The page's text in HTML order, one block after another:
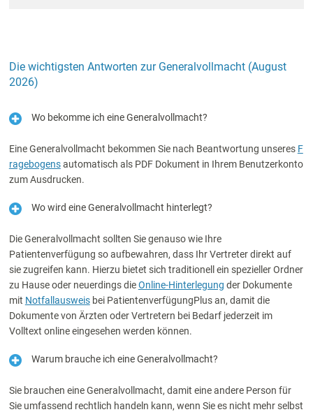
Die wichtigsten Antworten zur Generalvollmacht (August
2026)
Wo bekomme ich eine Generalvollmacht?
Eine Generalvollmacht bekommen Sie nach Beantwortung unseres F
ragebogensautomatisch als PDF Dokument in Ihrem Benutzerkonto
zum Ausdrucken.
Wo wird eine Generalvollmacht hinterlegt?
Die Generalvollmacht sollten Sie genauso wie Ihre
Patientenverfügung so aufbewahren, dass Ihr Vertreter direkt auf
sie zugreifen kann. Hierzu bietet sich traditionell ein spezieller Ordner
zu Hause oder neuerdings dieOnline-Hinterlegung der Dokumente
mit Notfallausweisbei PatientenverfügungPlus an, damit die
Dokumente von Ärzten oder Vertretern bei Bedarf jederzeit im
Volltext online eingesehen werden können.
Warum brauche ich eine Generalvollmacht?
Sie brauchen eine Generalvollmacht, damit eine andere Person für
Sie umfassend rechtlich handeln kann, wenn Sie es nicht mehr selbst